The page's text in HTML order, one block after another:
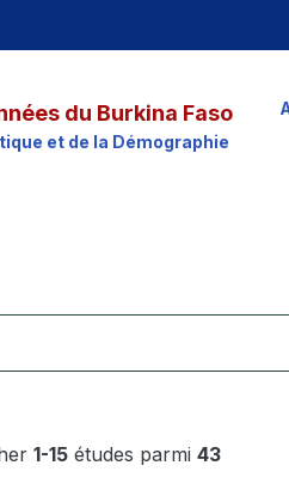
du Burkina Faso
et de la Démographie
1-15études parmi 43